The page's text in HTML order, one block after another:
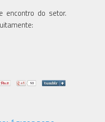
encontro do setor.